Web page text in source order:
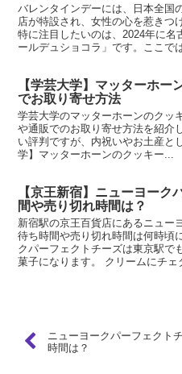
バレンタインデーには、日本全国
店が特設され、女性の心を惹きつ
特に注目したいのは、2024年に名
ールデュショコラ」です。ここで
【学芸大学】マッターホー
でお取り寄せ方法
学芸大学のマッターホーンのクッ
や通販でのお取り寄せ方法を紹介
い評判ですが、内祝いやお土産と
学】マッターホーンのクッキー...
【京王新宿】ニューヨーク
間や売り切れ時間は？
新宿駅の京王百貨店にあるニュー
待ち時間や売り切れ時間は何時頃
クパーフェクトチーズは東京駅で
菓子になります。 クリームにチェ
ニューヨークパーフェクト
時間は？